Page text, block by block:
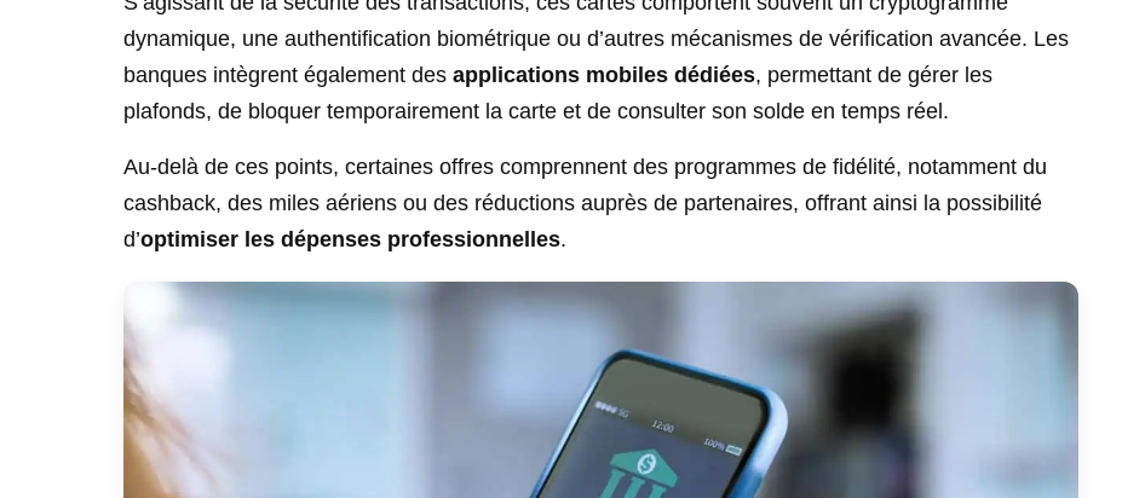
dynamique, une authentification biométrique ou d’autres mécanismes de vérification avancée. Les
banques intègrent également des applications mobiles dédiées, permettant de gérer les
plafonds, de bloquer temporairement la carte et de consulter son solde en temps réel.
Au-delà de ces points, certaines offres comprennent des programmes de fidélité, notamment du
cashback, des miles aériens ou des réductions auprès de partenaires, offrant ainsi la possibilité
d’optimiser les dépenses professionnelles.